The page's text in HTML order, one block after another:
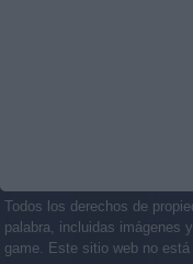
Todos los derechos de
palabra, incluidas imágenes
game. Este sitio web no